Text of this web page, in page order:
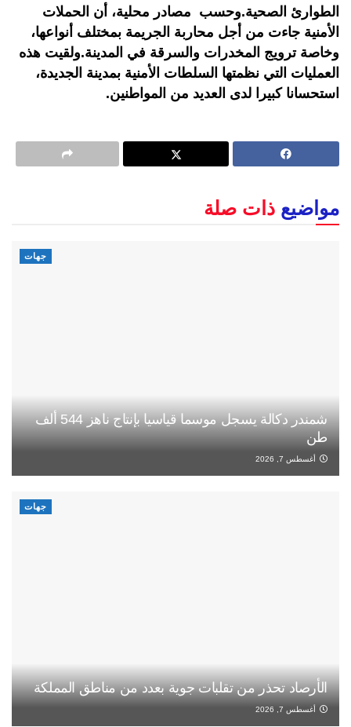
الطوارئ الصحية.وحسب مصادر محلية، أن الحملات
الأمنية جاءت من أجل محاربة الجريمة بمختلف أنواعها،
وخاصة ترويج المخدرات والسرقة في المدينة.ولقيت هذه
العمليات التي نظمتها السلطات الأمنية بمدينة الجديدة،
استحسانا كبيرا لدى العديد من المواطنين.
مواضيع ذات صلة
جهات
شمندر دكالة يسجل موسما قياسيا بإنتاج ناهز 544 ألف
طن
أغسطس 7, 2026
جهات
الأرصاد تحذر من تقلبات جوية بعدد من مناطق المملكة
أغسطس 7, 2026